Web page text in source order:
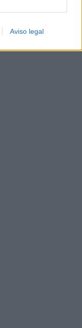
Aviso legal